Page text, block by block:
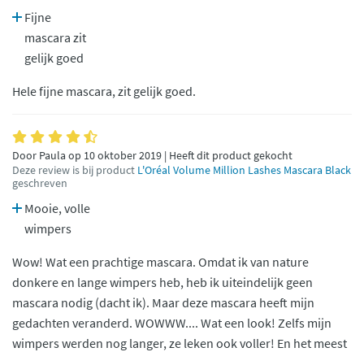
Fijne
mascara zit
gelijk goed
Hele fijne mascara, zit gelijk goed.
Door Paula op 10 oktober 2019 | Heeft dit product gekocht
Deze review is bij product L'Oréal Volume Million Lashes Mascara Black
geschreven
Mooie, volle
wimpers
Wow! Wat een prachtige mascara. Omdat ik van nature
donkere en lange wimpers heb, heb ik uiteindelijk geen
mascara nodig (dacht ik). Maar deze mascara heeft mijn
gedachten veranderd. WOWWW.... Wat een look! Zelfs mijn
wimpers werden nog langer, ze leken ook voller! En het meest